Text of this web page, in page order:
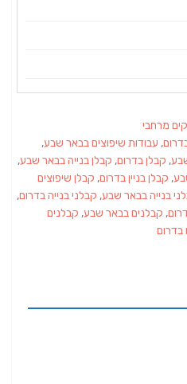
מרחבי
, עבודות שיפוצים בבאר שבע,
, קבלן בדרום, קבלן בנייה בבאר שבע,
, קבלן בניין בדרום, קבלן שיפוצים
בנייה בבאר שבע, קבלני בנייה בדרום,
, קבלנים בבאר שבע, קבלנים
בדרום